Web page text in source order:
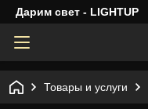
Дарим свет - LIGHTUP
Товары и услуги